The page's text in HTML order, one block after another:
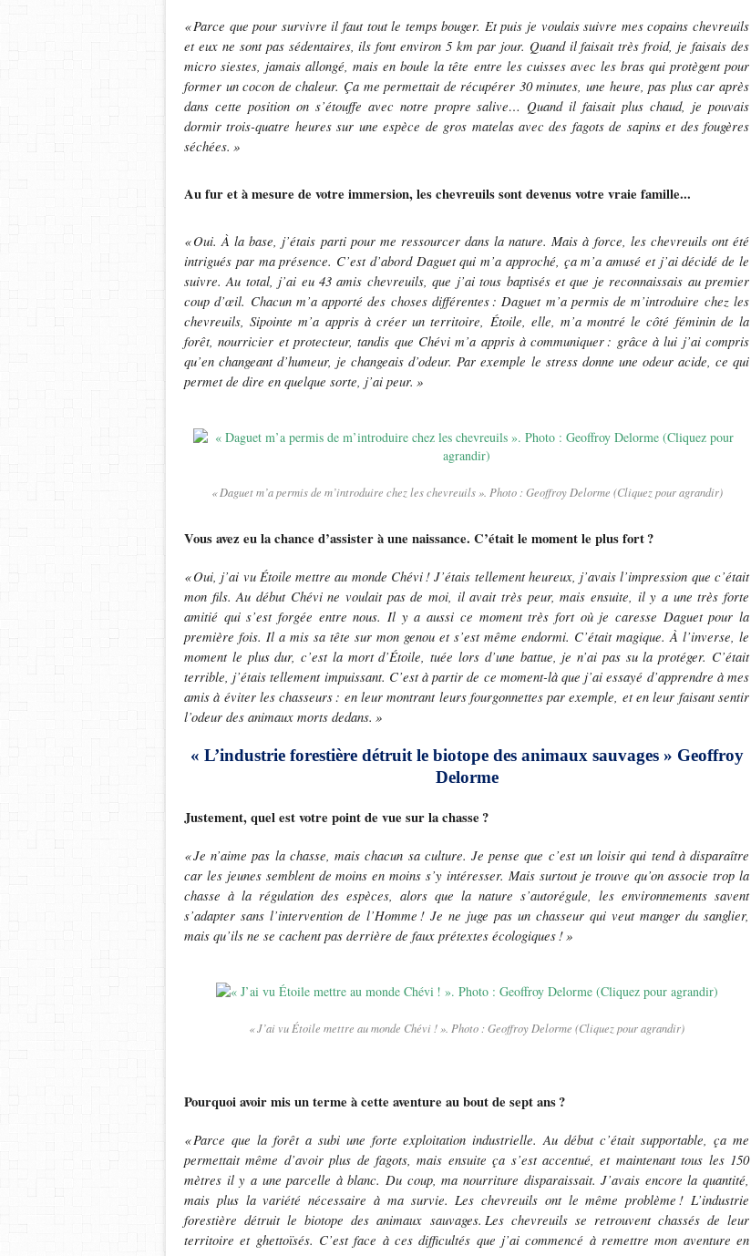
«Parce que pour survivre il faut tout le temps bouger. Et puis je voulais suivre mes copains chevreuils
et eux ne sont pas sédentaires, ils font environ 5 km par jour. Quand il faisait très froid, je faisais des
micro siestes, jamais allongé, mais en boule la tête entre les cuisses avec les bras qui protègent pour
former un cocon de chaleur. Ça me permettait de récupérer 30 minutes, une heure, pas plus car après
dans cette position on s’étouffe avec notre propre salive… Quand il faisait plus chaud, je pouvais
dormir trois-quatre heures sur une espèce de gros matelas avec des fagots de sapins et des fougères
séchées. »
Au fur et à mesure de votre immersion, les chevreuils sont devenus votre vraie famille...
« Oui.À la base, j’étais parti pour me ressourcer dans la nature. Mais à force, les chevreuils ont été
intrigués par ma présence. C’est d’abord Daguet qui m’a approché, ça m’a amusé et j’ai décidé de le
suivre. Au total, j’ai eu 43 amis chevreuils, que j’ai tous baptisés et que je reconnaissais au premier
coup d’œil. Chacun m’a apporté des choses différentes: Daguet m’a permis de m’introduire chez les
chevreuils, Sipointe m’a appris àcréer un territoire, Étoile, elle, m’a montré le côté féminin de la
forêt, nourricier et protecteur, tandis que Chévi m’a appris à communiquer: grâceà lui j’ai compris
qu’en changeant d’humeur, je changeais d’odeur. Par exemple le stress donne une odeur acide, ce qui
permet de dire en quelque sorte, j’ai peur. »
« Daguet m’a permis de m’introduire chez les chevreuils ». Photo : Geoffroy Delorme (Cliquez pour agrandir)
Vous avez eu la chance d’assister à une naissance. C’était le moment le plus fort?
« Oui, j’ai vu Étoile mettre au monde Chévi! J’étais tellement heureux, j’avais l’impression que c’était
mon fils. Au début Chévi ne voulait pas de moi, il avait très peur, mais ensuite, il y a une très forte
amitié qui s’est forgée entre nous. Il y a aussi ce moment très fort où je caresse Daguet pour la
première fois. Il a mis sa tête sur mon genou et s’est même endormi. C’était magique. À l’inverse, le
moment le plus dur, c’est la mort d’Étoile, tuée lors d’une battue, je n’ai pas su la protéger. C’était
terrible, j’étais tellement impuissant. C’est à partir de ce moment-là que j’ai essayé d’apprendre à mes
amis à éviter les chasseurs: en leur montrant leurs fourgonnettes par exemple, et en leur faisant sentir
l’odeur des animaux morts dedans. »
« L’industrie forestière détruit le biotope des animaux sauvages » Geoffroy
Delorme
Justement, quel est votre point de vue sur la chasse ?
«Je n’aime pas la chasse, mais chacun sa culture. Je pense que c’est un loisir qui tend àdisparaître
car les jeunes semblent de moins en moins s’y intéresser. Mais surtout je trouve qu’on associe trop la
chasse à la régulation des espèces, alors que la nature s’autorégule, les environnements savent
s’adapter sans l’intervention de l’Homme ! Je ne juge pas un chasseur qui veut manger du sanglier,
mais qu’ils ne se cachent pas derrière de faux prétextes écologiques!»
« J’ai vu Étoile mettre au monde Chévi ! ». Photo : Geoffroy Delorme (Cliquez pour agrandir)
Pourquoi avoir mis un terme à cette aventure au bout de sept ans?
«Parce que la forêt a subi une forte exploitation industrielle. Au début c’était supportable,ça me
permettait même d’avoir plus de fagots, mais ensuiteça s’est accentué, et maintenant tous les 150
mètres il y a une parcelle àblanc. Du coup, ma nourriture disparaissait. J’avais encore la quantité,
mais plus la variété nécessaire à ma survie. Les chevreuils ont le même problème ! L’industrie
forestière détruit le biotope des animaux sauvages. Les chevreuils se retrouvent chassés de leur
territoire et ghettoïsés. C’est face à ces difficultés que j’ai commencé à remettre mon aventure en